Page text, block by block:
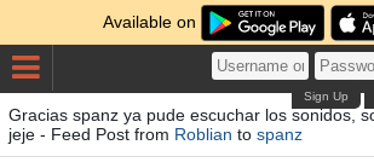
Available on
Sign Up
Gracias spanz ya pude escuchar los sonidos,
jeje - Feed Post from Roblian to spanz